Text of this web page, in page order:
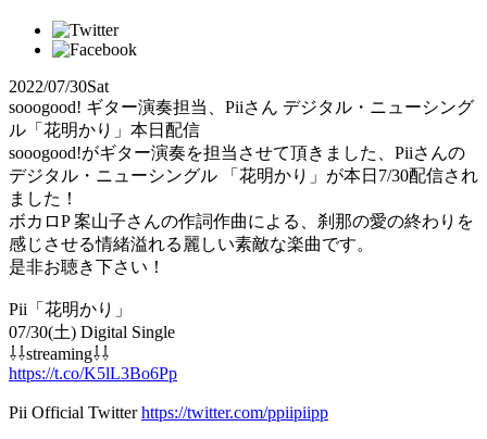
2022/07/30Sat
sooogood! ギター演奏担当、Piiさん デジタル・ニューシング
ル「花明かり」本日配信
sooogood!がギター演奏を担当させて頂きました、Piiさんの
デジタル・ニューシングル 「花明かり」が本日7/30配信され
ました！
ボカロP 案山子さんの作詞作曲による、刹那の愛の終わりを
感じさせる情緒溢れる麗しい素敵な楽曲です。
是非お聴き下さい！
Pii「花明かり」
07/30(土) Digital Single
⇩⇩streaming⇩⇩
https://t.co/K5lL3Bo6Pp
Pii Official Twitterhttps://twitter.com/ppiipiipp